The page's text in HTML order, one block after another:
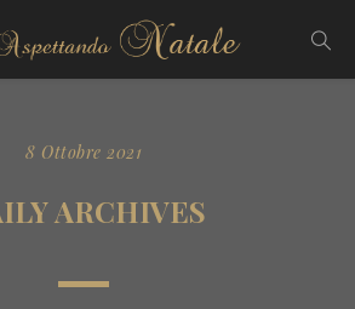
8 Ottobre 2021
ARCHIVES